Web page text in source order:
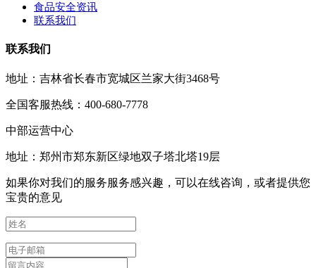
食品安全资讯
联系我们
联系我们
地址：吉林省长春市宽城区兰家大街3468号
全国客服热线：400-680-7778
中部运营中心
地址：郑州市郑东新区绿地双子塔北塔19层
如果你对我们的服务服务感兴趣，可以在线咨询，或者提供您
宝贵的意见